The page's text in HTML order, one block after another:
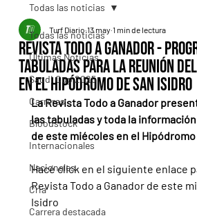
Todas las noticias
Últimas Noticias
Saudi Cup 2025
Carreras
Bloodstock
Internacionales
Nacionales
Cria
Carrera destacada
Todas las noticias
Revista Todo a Ganador -
tabuladas para la reunión
en el Hipódromo de San Isidro
Turf Diario 13 may 1 min de lectura
La Revista Todo a Ganador
las tabuladas y toda la
de este miécoles en el
Hacé click en el siguiente enlace
Revista Todo a Ganador de este
Isidro